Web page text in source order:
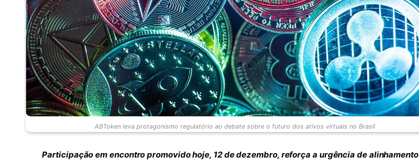
ABToken leva protagonismo regulatório ao debate sobre o futuro dos ativos virtuais no Brasil
Participação em encontro promovido hoje, 12 de dezembro, reforça a urgência de alinhamento